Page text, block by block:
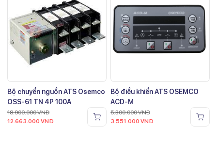
Bộ chuyển nguồn ATS Osemco
OSS-61 TN 4P 100A
18.900.000VNĐ
12.663.000 VNĐ
Bộ điều khiển ATS OSEMCO
ACD-M
5.300.000VNĐ
3.551.000 VNĐ